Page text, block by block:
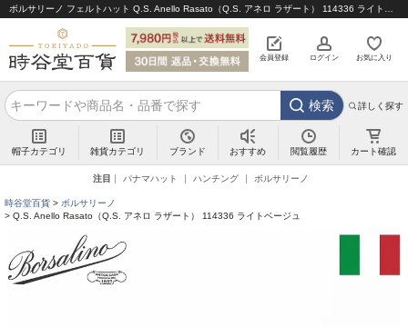
会員登録 ログイン お気に入り
検索 詳しく探す
帽子カテゴリ 雑貨カテゴリ ブランド おすすめ 閲覧履歴 カート確認
注目 パナマハット ハンチング ボルサリーノ
時谷堂百貨
ボルサリーノ
Q.S. Anello Rasato（Q.S. アネロ ラザート） 114336 ライトベージュ